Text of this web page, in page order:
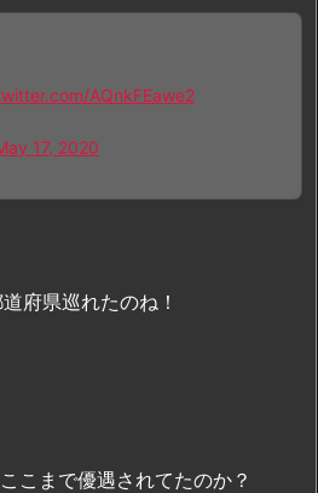
AQnkFEawe2
17, 2020
府県巡れたのね！
こまで優遇されてたのか？